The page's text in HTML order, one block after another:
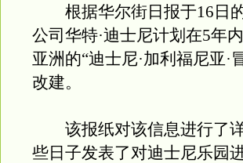
根据华尔街日报于16日
公司华特·迪士尼计划在5年
亚洲的“迪士尼·加利福尼亚
改建。
该报纸对该信息进行了详
些日子发表了对迪士尼乐园